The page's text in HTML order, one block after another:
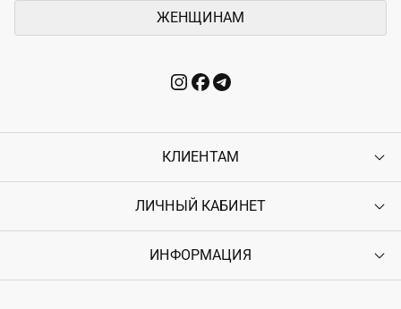
ЖЕНЩИНАМ
КЛИЕНТАМ
Контакты
Возврат
Гарантия
ЛИЧНЫЙ КАБИНЕТ
Войти
ИНФОРМАЦИЯ